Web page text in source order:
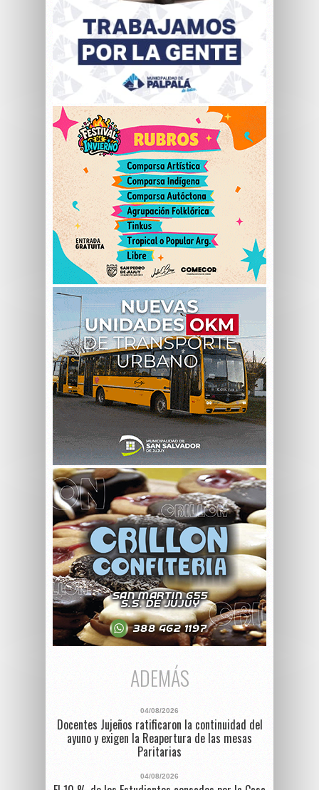
ADEMÁS
04/08/2026
Docentes Jujeños ratificaron la continuidad del
ayuno y exigen la Reapertura de las mesas
Paritarias
04/08/2026